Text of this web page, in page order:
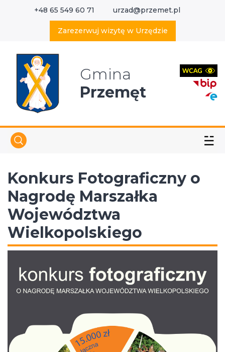
+48 65 549 60 71 urzad@przemet.pl
Zarezerwuj wizytę w Urzędzie
Gmina
Przemęt
☱
Konkurs Fotograficzny o
Nagrodę Marszałka
Województwa
Wielkopolskiego
Wyszukaj w serwisie